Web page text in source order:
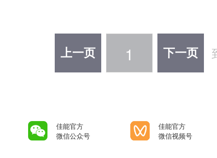
上一页 1 下一页
佳能官方
微信公众号
佳能官方
微信视频号